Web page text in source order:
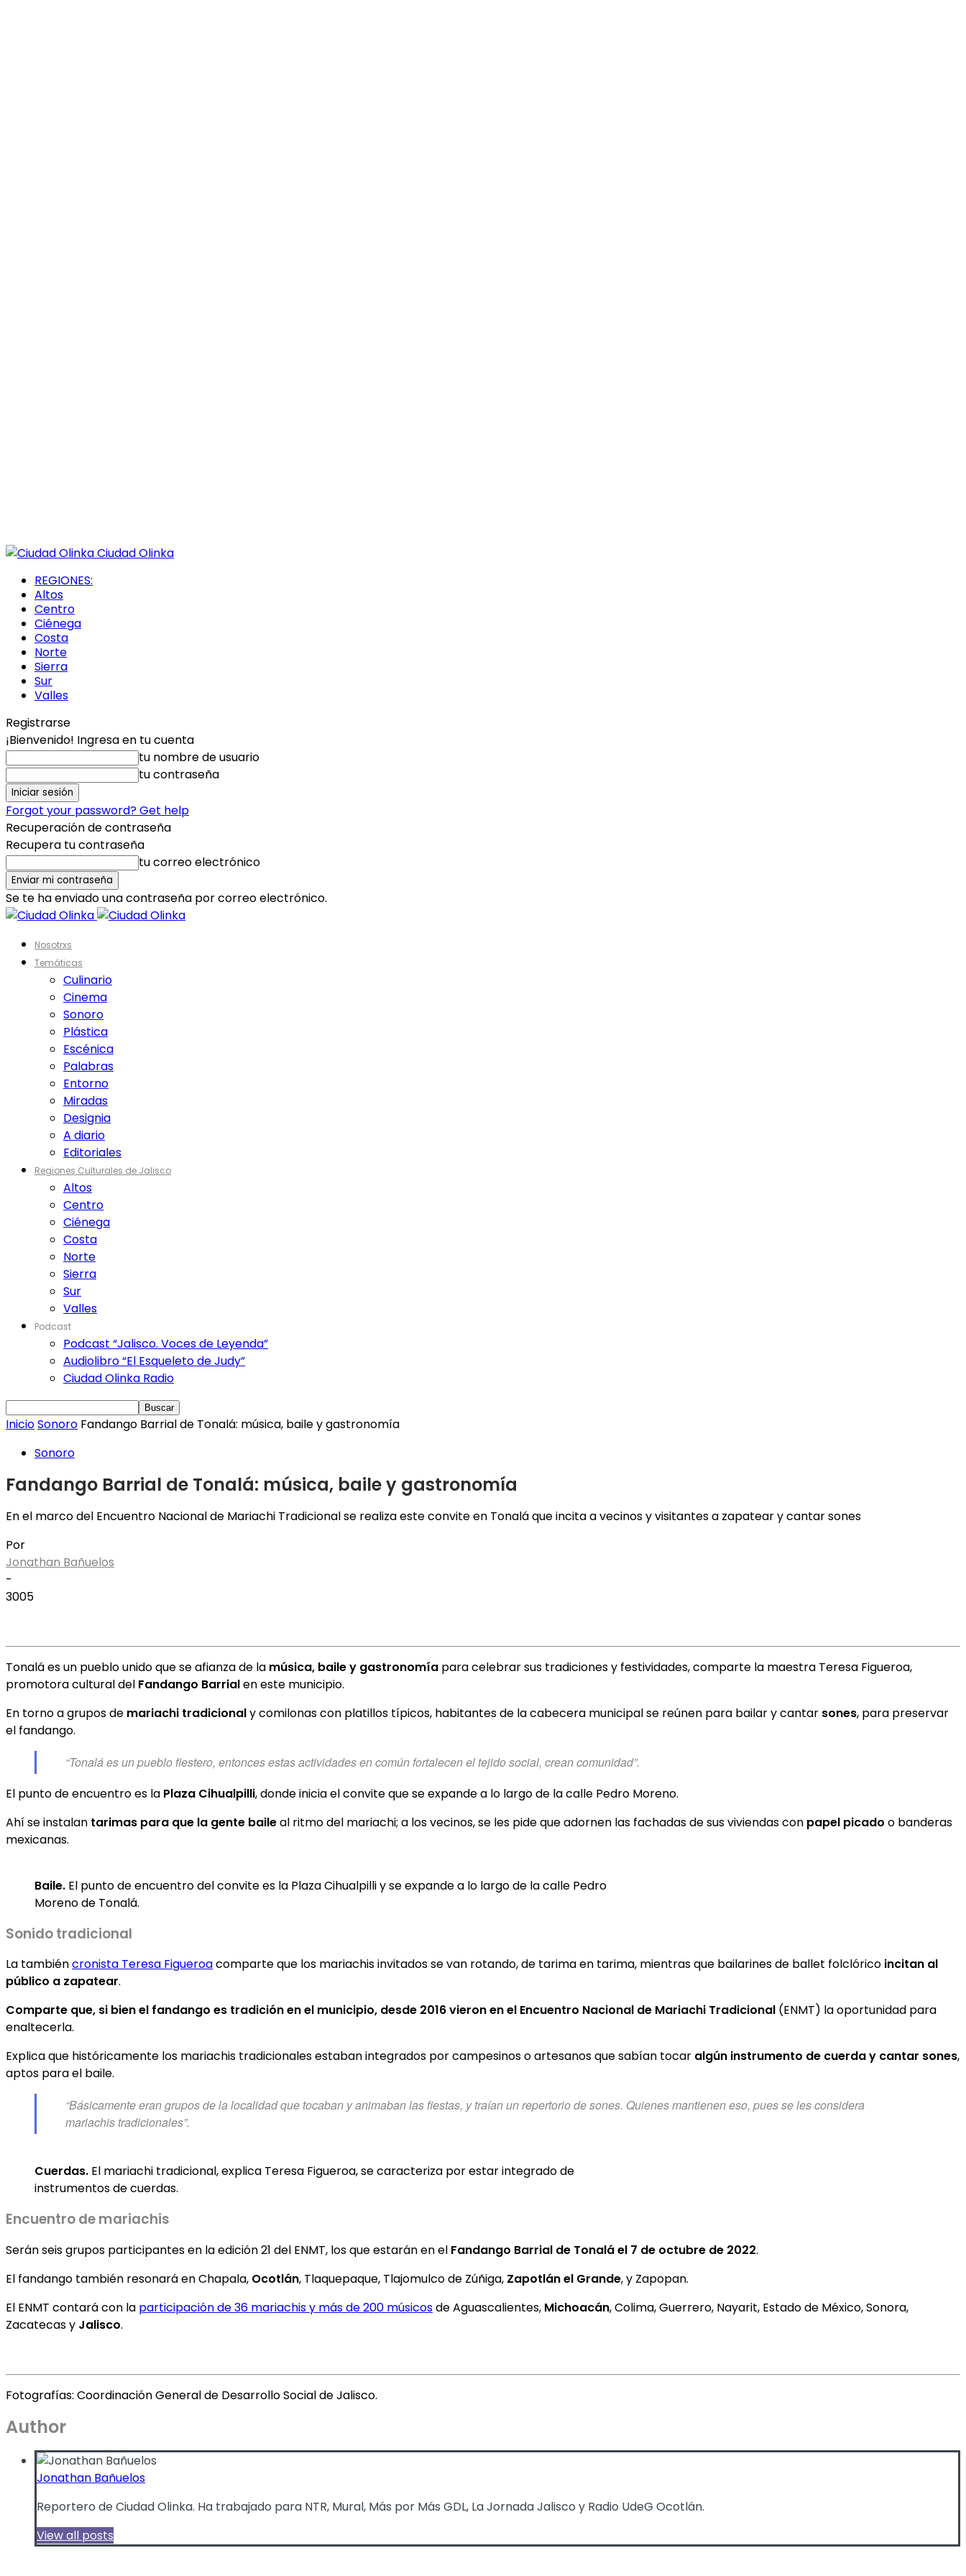
Ciudad Olinka
REGIONES:
Altos
Centro
Ciénega
Costa
Norte
Sierra
Sur
Valles
Registrarse
¡Bienvenido! Ingresa en tu cuenta
tu nombre de usuario
tu contraseña
Forgot your password? Get help
Recuperación de contraseña
Recupera tu contraseña
tu correo electrónico
Se te ha enviado una contraseña por correo electrónico.
Nosotrxs
Temáticas
Culinario
Cinema
Sonoro
Plástica
Escénica
Palabras
Entorno
Miradas
Designia
A diario
Editoriales
Regiones Culturales de Jalisco
Altos
Centro
Ciénega
Costa
Norte
Sierra
Sur
Valles
Podcast
Podcast “Jalisco. Voces de Leyenda”
Audiolibro “El Esqueleto de Judy”
Ciudad Olinka Radio
InicioSonoro Fandango Barrial de Tonalá: música, baile y gastronomía
Sonoro
Fandango Barrial de Tonalá: música, baile y gastronomía
En el marco del Encuentro Nacional de Mariachi Tradicional se realiza este convite en Tonalá que incita a vecinos y visitantes a zapatear y cantar sones
Por
Jonathan Bañuelos
-
3005
Tonalá es un pueblo unido que se afianza de la música, baile y gastronomía para celebrar sus tradiciones y festividades, comparte la maestra Teresa Figueroa,
promotora cultural del Fandango Barrialen este municipio.
En torno a grupos de mariachi tradicionaly comilonas con platillos típicos, habitantes de la cabecera municipal se reúnen para bailar y cantar sones, para preservar
el fandango.
“Tonalá es un pueblo fiestero, entonces estas actividades en común fortalecen el tejido social, crean comunidad”.
El punto de encuentro es la Plaza Cihualpilli, donde inicia el convite que se expande a lo largo de la calle Pedro Moreno.
Ahí se instalan tarimas para que la gente baileal ritmo del mariachi; a los vecinos, se les pide que adornen las fachadas de sus viviendas con papel picado o banderas
mexicanas.
Baile. El punto de encuentro del convite es la Plaza Cihualpilli y se expande a lo largo de la calle Pedro
Moreno de Tonalá.
Sonido tradicional
La tambiéncronista Teresa Figueroacomparte que los mariachis invitados se van rotando, de tarima en tarima, mientras que bailarines de ballet folclórico incitan al
público a zapatear.
Comparte que, si bien el fandango es tradición en el municipio, desde 2016 vieron en el Encuentro Nacional de Mariachi Tradicional (ENMT) la oportunidad para
enaltecerla.
Explica que históricamente los mariachis tradicionales estaban integrados por campesinos o artesanos que sabían tocar algún instrumento de cuerda y cantar sones,
aptos para el baile.
“Básicamente eran grupos de la localidad que tocaban y animaban las fiestas, y traían un repertorio de sones. Quienes mantienen eso, pues se les considera
mariachis tradicionales”.
Cuerdas. El mariachi tradicional, explica Teresa Figueroa, se caracteriza por estar integrado de
instrumentos de cuerdas.
Encuentro de mariachis
Serán seis grupos participantes en la edición 21 del ENMT, los que estarán en el Fandango Barrial de Tonalá el 7 de octubre de 2022.
El fandango también resonará en Chapala, Ocotlán, Tlaquepaque, Tlajomulco de Zúñiga, Zapotlán el Grande, y Zapopan.
El ENMT contará con la participación de 36 mariachis y más de 200 músicosde Aguascalientes, Michoacán, Colima, Guerrero, Nayarit, Estado de México, Sonora,
Zacatecas y Jalisco.
Fotografías: Coordinación General de Desarrollo Social de Jalisco.
Author
Jonathan Bañuelos
Reportero de Ciudad Olinka. Ha trabajado para NTR, Mural, Más por Más GDL, La Jornada Jalisco y Radio UdeG Ocotlán.
View all posts